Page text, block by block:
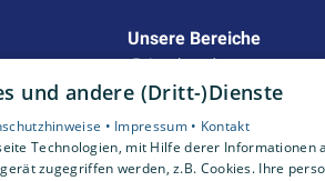
Unsere Bereiche
Privatkunden
Gewerbekunden
Unternehmen
Kontakt
und andere (Dritt-)Dienste
• Impressum • Kontakt
Technologien, mit Hilfe derer Informationen
zugegriffen werden, z.B. Cookies. Ihre